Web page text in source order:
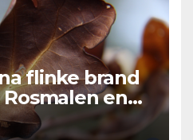
flinke brand
en